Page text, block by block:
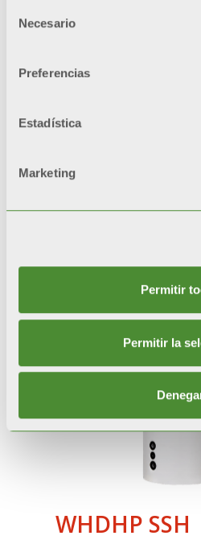
Necesario
Preferencias
Estadística
Marketing
Permitir
Permitir la
Acumulador para
serpentín individual
WHDHP SSH